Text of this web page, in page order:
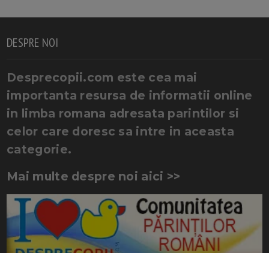
DESPRE NOI
Desprecopii.com este cea mai
importanta resursa de informatii online
in limba romana adresata parintilor si
celor care doresc sa intre in aceasta
categorie.
Mai multe despre noi aici >>